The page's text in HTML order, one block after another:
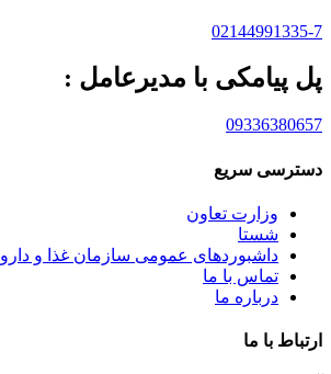
02144991335-7
پل پیامکی با مدیرعامل :
09336380657
دسترسی سریع
وزارت تعاون
شستا
داشبوردهای عمومی سازمان غذا و دارو
تماس با ما
درباره ما
ارتباط با ما